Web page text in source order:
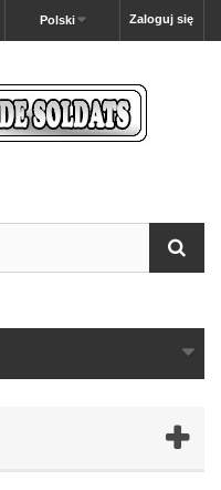
Zaloguj się
Polski